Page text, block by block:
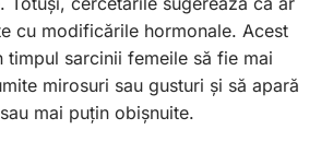
cu modificările hormonale. Acest
timpul sarcinii femeile să fie mai
mirosuri sau gusturi și să apară
mai puțin obișnuite.